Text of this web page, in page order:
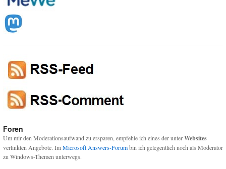
Foren
Um mir den Moderationsaufwand zu ersparen, empfehle ich eines der unterWebsites
verlinkten Angebote. ImMicrosoft Answers-Forumbin ich gelegentlich noch als Moderator
zu Windows-Themen unterwegs.